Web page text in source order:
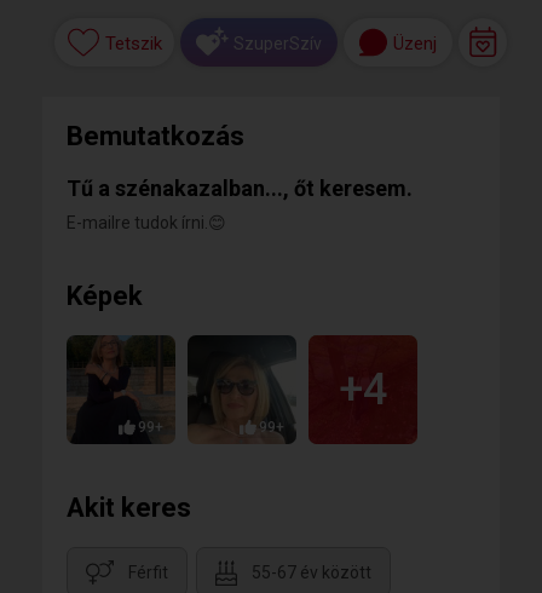
Tetszik SzuperSzív Üzenj
Bemutatkozás
Tű a szénakazalban..., őt keresem.
E-mailre tudok írni.😊
Képek
99+ 99+
+4
Akit keres
Férfit 55-67 év között